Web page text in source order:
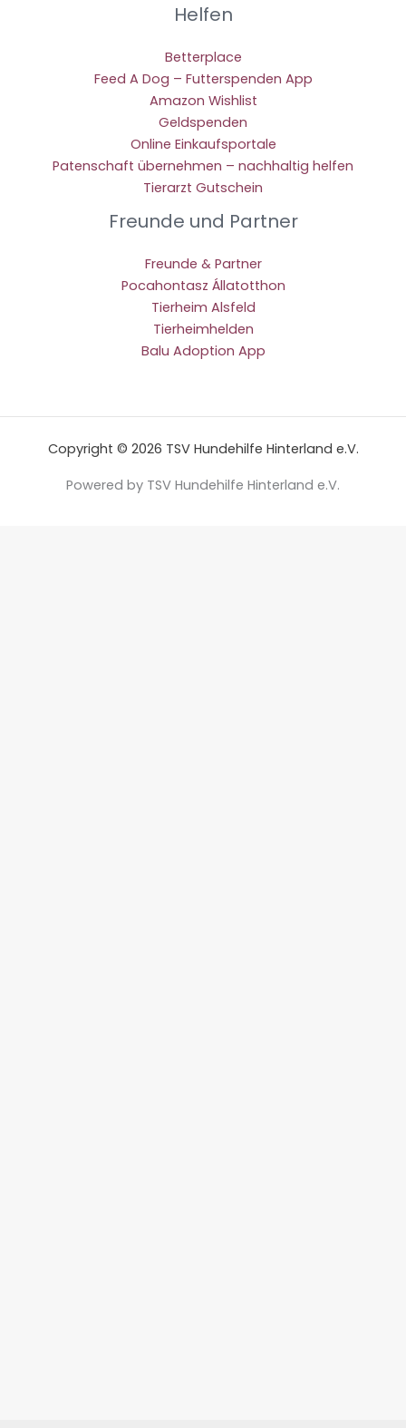
Helfen
Betterplace
Feed A Dog – Futterspenden App
Amazon Wishlist
Geldspenden
Online Einkaufsportale
Patenschaft übernehmen – nachhaltig helfen
Tierarzt Gutschein
Freunde und Partner
Freunde & Partner
Pocahontasz Állatotthon
Tierheim Alsfeld
Tierheimhelden
Balu Adoption App
Copyright © 2026 TSV Hundehilfe Hinterland e.V.
Powered by TSV Hundehilfe Hinterland e.V.